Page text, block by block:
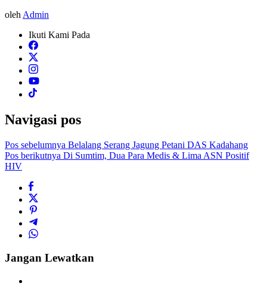
oleh Admin
Ikuti Kami Pada
Navigasi pos
Pos sebelumnya Belalang Serang Jagung Petani DAS Kadahang
Pos berikutnya Di Sumtim, Dua Para Medis & Lima ASN Positif
HIV
Jangan Lewatkan